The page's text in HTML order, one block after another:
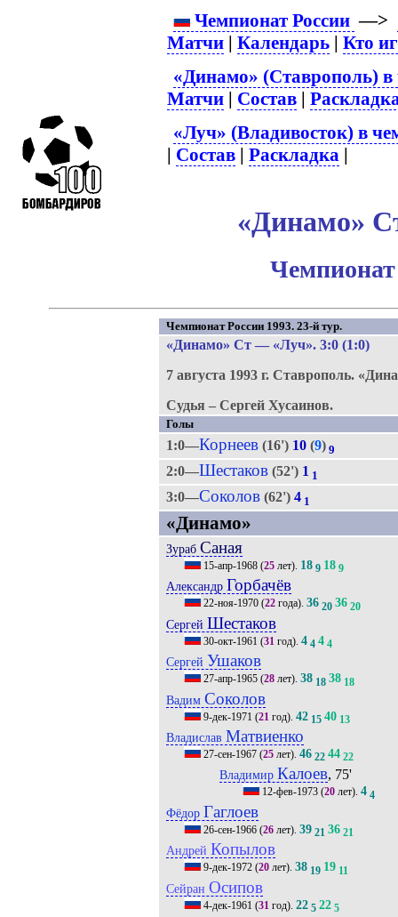
Чемпионат России —>
Матчи |Календарь |Кто
«Динамо» (Ставрополь) в
Матчи | Состав |
«Луч» (Владивосток) в
| Состав |Раскладка |
«Динамо»
Чемпионат
Чемпионат России 1993. 23-й тур.
«Динамо» Ст— «Луч». 3:0 (1:0)
7 августа 1993 г. Ставрополь.
Судья – Сергей Хусаинов.
Голы
1:0—Корнеев(16') 10(9) 9
2:0—Шестаков(52') 1 1
3:0—Соколов(62') 4 1
«Динамо»
Зураб Саная
15-апр-1968(25лет). 18 9 18 9
Александр Горбачёв
22-ноя-1970(22года). 36 20 36 20
Сергей Шестаков
30-окт-1961 (31 год). 4 4 4 4
Сергей Ушаков
27-апр-1965(28лет). 38 18 38 18
Вадим Соколов
9-дек-1971 (21 год). 42 15 40 13
Владислав Матвиенко
27-сен-1967(25лет). 46 22 44 22
Владимир Калоев, 75'
12-фев-1973 (20 лет).4 4
Фёдор Гаглоев
26-сен-1966(26лет). 39 21 36 21
Андрей Копылов
9-дек-1972(20лет). 38 19 19 11
Сейран Осипов
4-дек-1961 (31 год). 22 5 22 5